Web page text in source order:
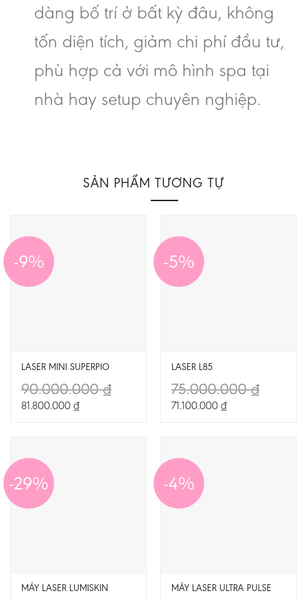
dàng bố trí ở bất kỳ đâu, không
tốn diện tích, giảm chi phí đầu tư,
phù hợp cả với mô hình spa tại
nhà hay setup chuyên nghiệp.
SẢN PHẨM TƯƠNG TỰ
-9%
LASER MINI SUPERPIO
90.000.000₫
81.800.000 ₫
-5%
LASER L85
75.000.000₫
71.100.000 ₫
-29%
MÁY LASER LUMISKIN
-4%
MÁY LASER ULTRA PULSE